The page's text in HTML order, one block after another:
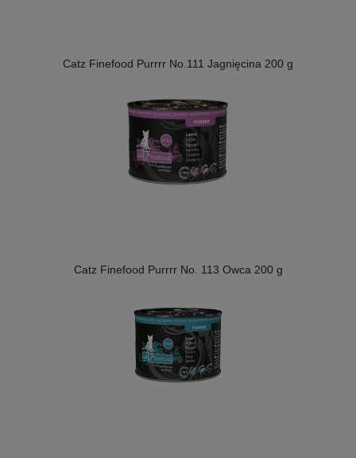
Catz Finefood Purrrr No.111 Jagnięcina 200 g
Catz Finefood Purrrr No. 113 Owca 200 g